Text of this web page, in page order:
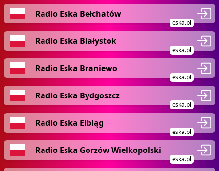
Radio Eska Bełchatów
eska.pl
Radio Eska Białystok
eska.pl
Radio Eska Braniewo
eska.pl
Radio Eska Bydgoszcz
eska.pl
Radio Eska Elbląg
eska.pl
Radio Eska Gorzów Wielkopolski
eska.pl